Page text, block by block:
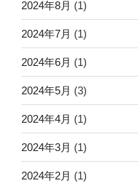
2024年8月 (1)
2024年7月 (1)
2024年6月 (1)
2024年5月 (3)
2024年4月 (1)
2024年3月 (1)
2024年2月 (1)